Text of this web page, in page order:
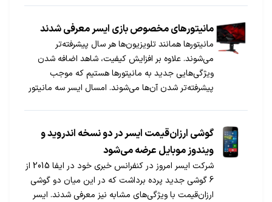
امتحان کرد.
مانیتورهای مخصوص بازی ایسر معرفی شدند
مانیتورها همانند تلویزیون‌ها هر سال پیشرفته‌تر
می‌شوند. علاوه بر افزایش کیفیت، شاهد اضافه شدن
ویژگی‌هایی جدید به مانیتورها هستیم که موجب
پیشرفته‌تر شدن آن‌ها می‌شوند. امسال ایسر سه مانیتور
گوشی‌ ارزان‌قیمت ایسر در دو نسخه اندروید و
ویندوز موبایل عرضه می‌شود
شرکت ایسر امروز در کنفرانس خبری خود در ایفا 2015 از
6 گوشی جدید پرده برداشت که در این میان دو گوشی
ارزان‌قیمت با ویژگی‌های مشابه نیز معرفی شدند. ایسر